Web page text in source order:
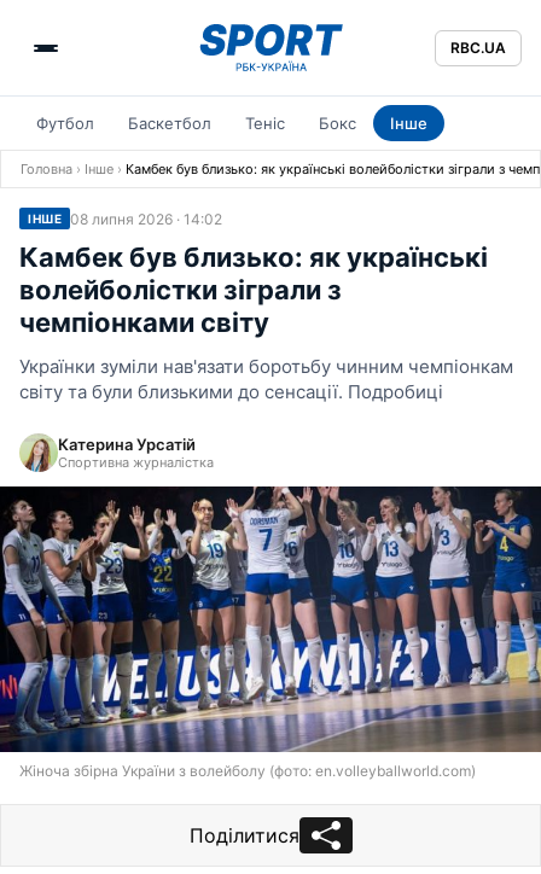
RBC.UA
Футбол Баскетбол Теніс Бокс Інше
Головна › Інше › Камбек був близько: як українські волейболістки зіграли з
ІНШЕ 08 липня 2026 · 14:02
Камбек був близько: як українські
волейболістки зіграли з
чемпіонками світу
Українки зуміли нав'язати боротьбу чинним чемпіонкам
світу та були близькими до сенсації. Подробиці
Катерина Урсатій
Спортивна журналістка
Жіноча збірна України з волейболу (фото: en.volleyballworld.com)
Поділитися